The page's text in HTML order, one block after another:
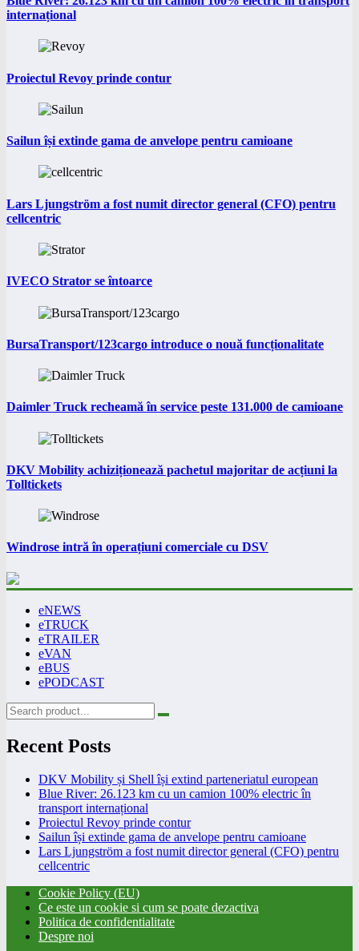
internațional
Proiectul Revoy prinde contur
Sailun își extinde gama de anvelope pentru camioane
Lars Ljungström a fost numit director general (CFO) pentru
cellcentric
IVECO Strator se întoarce
BursaTransport/123cargo introduce o nouă funcționalitate
Daimler Truck recheamă în service peste 131.000 de camioane
DKV Mobility achiziționează pachetul majoritar de acțiuni la
Tolltickets
Windrose intră în operațiuni comerciale cu DSV
eNEWS
eTRUCK
eTRAILER
eVAN
eBUS
ePODCAST
Recent Posts
DKV Mobility și Shell își extind parteneriatul european
Blue River: 26.123 km cu un camion 100% electric în
transport internațional
Proiectul Revoy prinde contur
Sailun își extinde gama de anvelope pentru camioane
Lars Ljungström a fost numit director general (CFO) pentru
cellcentric
Cookie Policy (EU)
Ce este un cookie si cum se poate dezactiva
Politica de confidentialitate
Despre noi